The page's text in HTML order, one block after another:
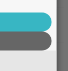
från
här